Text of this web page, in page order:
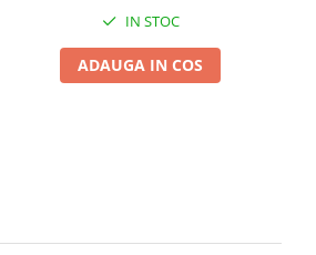
IN STOC
ADAUGA IN COS